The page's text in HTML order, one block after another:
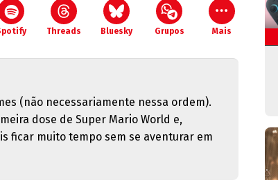
Threads Bluesky Grupos Mais
(não necessariamente nessa ordem).
dose de Super Mario World e,
ficar muito tempo sem se aventurar em